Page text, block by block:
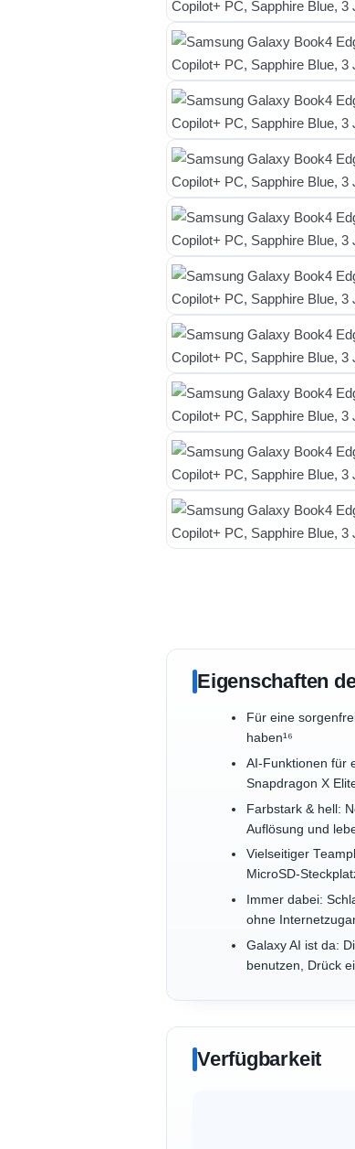
Eigenschaften
Für eine
haben¹⁶
AI-Funktionen für
Snapdragon X
Farbstark & hell:
Auflösung und
Vielseitiger
MicroSD-
Immer dabei:
ohne
Galaxy AI ist da:
benutzen, Drück
Verfügbarkeit